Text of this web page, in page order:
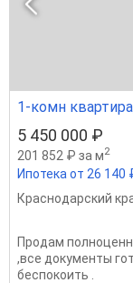
1-комн
5 450 000 ₽
201 852 ₽ за м2
Ипотека от 26 140
Краснодарский
Продам
,все документы
беспокоить .